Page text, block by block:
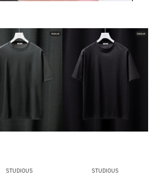
STUDIOUS
STUDIOUS